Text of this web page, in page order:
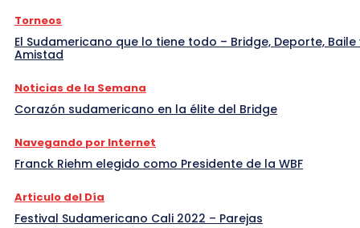
Torneos
El Sudamericano que lo tiene todo – Bridge, Deporte, Baile
Amistad
Noticias de la Semana
Corazón sudamericano en la élite del Bridge
Navegando por Internet
Franck Riehm elegido como Presidente de la WBF
Articulo del Día
Festival Sudamericano Cali 2022 – Parejas